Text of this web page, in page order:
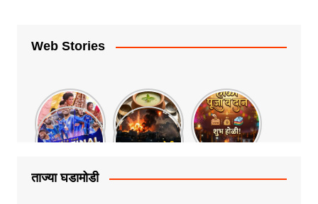
Web Stories
ताज्या घडामोडी